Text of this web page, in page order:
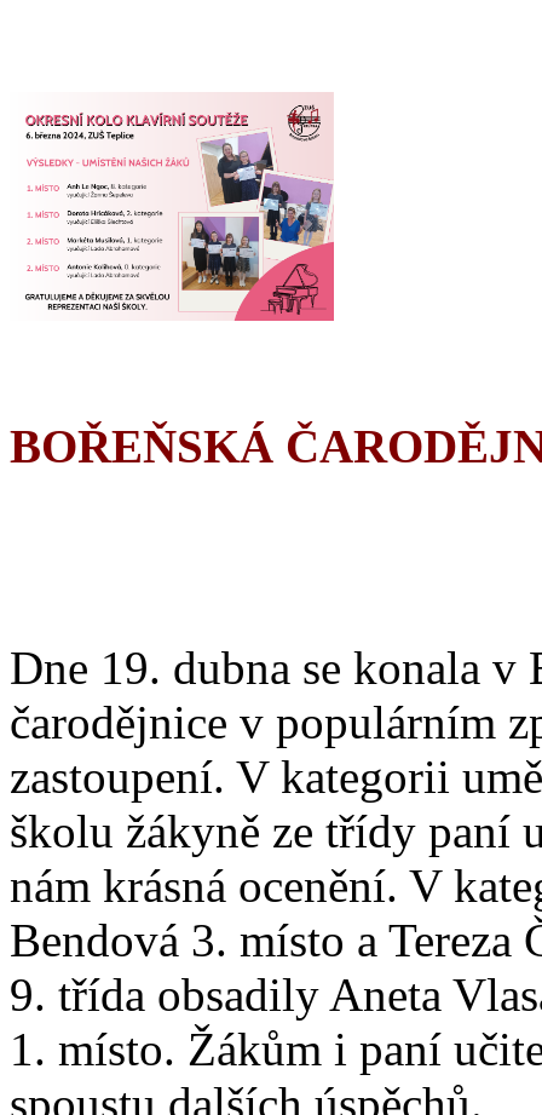
BOŘEŇSKÁ
Dne 19. dubna se konala v
čarodějnice v populárním
zastoupení. V kategorii
školu žákyně ze třídy paní
nám krásná ocenění. V
Bendová 3. místo a
9. třída obsadily Aneta
1. místo. Žákům i paní
spoustu dalších úspěchů.